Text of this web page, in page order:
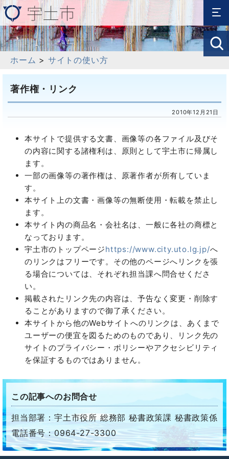
ホーム > サイトの使い方
著作権・リンク
2010年12月21日
本サイトで提供する文書、画像等の各ファイル及びそ
の内容に関する諸権利は、原則として宇土市に帰属し
ます。
一部の画像等の著作権は、原著作者が所有していま
す。
本サイト上の文書・画像等の無断使用・転載を禁止し
ます。
本サイト内の商品名・会社名は、一般に各社の商標と
なっております。
宇土市のトップページhttps://www.city.uto.lg.jp/へ
のリンクはフリーです。その他のページへリンクを張
る場合については、それぞれ担当課へ問合せくださ
い。
掲載されたリンク先の内容は、予告なく変更・削除す
ることがありますので御了承ください。
本サイトから他のWebサイトへのリンクは、あくまで
ユーザーの便宜を図るためのものであり、リンク先の
サイトのプライバシー・ポリシーやアクセシビリティ
を保証するものではありません。
この記事へのお問合せ
担当部署：宇土市役所 総務部 秘書政策課 秘書政策係
電話番号：0964-27-3300